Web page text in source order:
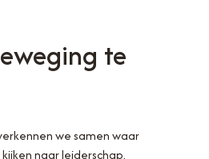
te
we samen waar
naar leiderschap,